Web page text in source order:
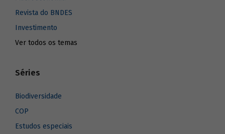
Revista do BNDES
Investimento
Ver todos os temas
Séries
Biodiversidade
COP
Estudos especiais